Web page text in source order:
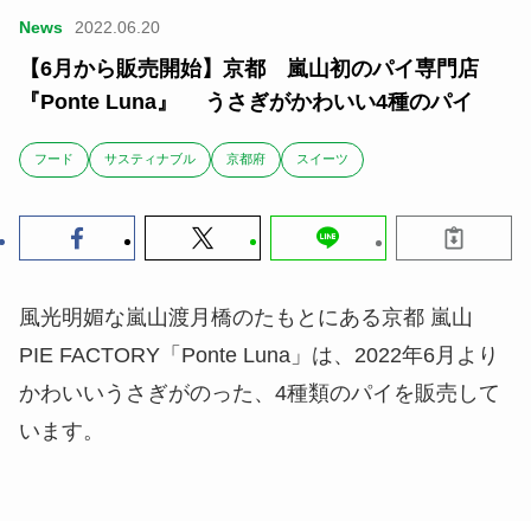
News 2022.06.20
【6月から販売開始】京都 嵐山初のパイ専門店
『Ponte Luna』 うさぎがかわいい4種のパイ
フード サスティナブル 京都府 スイーツ
風光明媚な嵐山渡月橋のたもとにある京都 嵐山
PIE FACTORY「Ponte Luna」は、2022年6月より
かわいいうさぎがのった、4種類のパイを販売して
います。